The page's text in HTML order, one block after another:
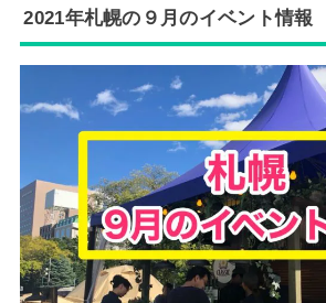
2021年札幌の９月のイベント情報